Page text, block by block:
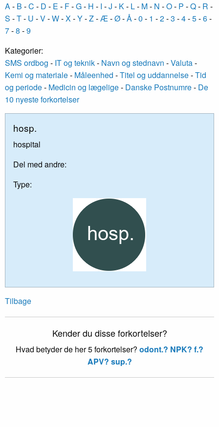
A- B -C - D - E - F-G- H - I -J - K- L- M- N -O- P -Q- R -
S -T- U -V-W-X-Y-Z-Æ-Ø-Å-0 - 1 -2-3 -4-5-6-
7-8 -9
Kategorier:
SMS ordbog - IT og teknik- Navn og stednavn -Valuta-
Kemi og materiale- Måleenhed -Titel og uddannelse-Tid
og periode- Medicin og lægelige- Danske Postnumre- De
10 nyeste forkortelser
hosp.
hospital
Del med andre:
Type:
Tilbage
Kender du disse forkortelser?
Hvad betyder de her 5 forkortelser? odont.? NPK? f.?
APV? sup.?